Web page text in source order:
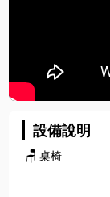
設備說明
🪑 桌椅